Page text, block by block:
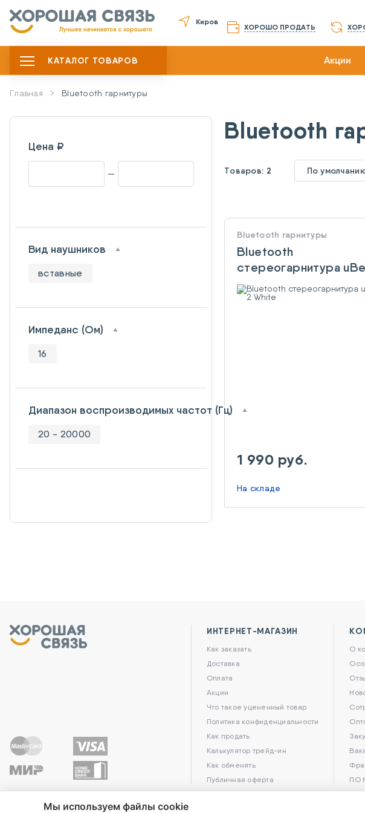
Киров
ХОРОШО ПРОДАТЬ
КАТАЛОГ ТОВАРОВ Акции
Главная Bluetooth гарнитуры
Цена ₽
Вид наушников
вставные
Импеданс (Ом)
16
Диапазон воспроизводимых частот (Гц)
20 - 20000
Bluetooth
Товаров: 2 По
Bluetooth гарнитуры
Bluetooth
стереогарнитура
Play 2 White
1 990 руб.
На складе
ИНТЕРНЕТ-МАГАЗИН
Как заказать
Доставка
Оплата
Акции
Что такое уцененный товар
Политика конфиденциальности
Как продать
Калькулятор трейд-ин
Как обменять
Публичная оферта
О
ПО
Мы используем файлы cookie